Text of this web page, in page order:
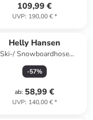
109,99 €
UVP: 190,00 €*
Helly Hansen
Ski-/ Snowboardhose
"Diamond" in Türkis
-57%
ab: 58,99 €
UVP: 140,00 €*